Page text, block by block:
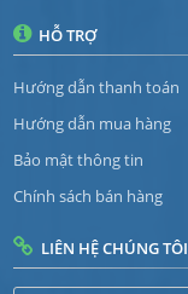
HỖ TRỢ
Hướng dẫn thanh toán
Hướng dẫn mua hàng
Bảo mật thông tin
Chính sách bán hàng
LIÊN HỆ CHÚNG TÔI